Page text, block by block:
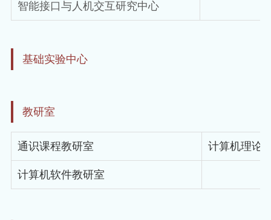
智能接口与人机交互研究中心
基础实验中心
教研室
通识课程教研室 计算机理论
计算机软件教研室